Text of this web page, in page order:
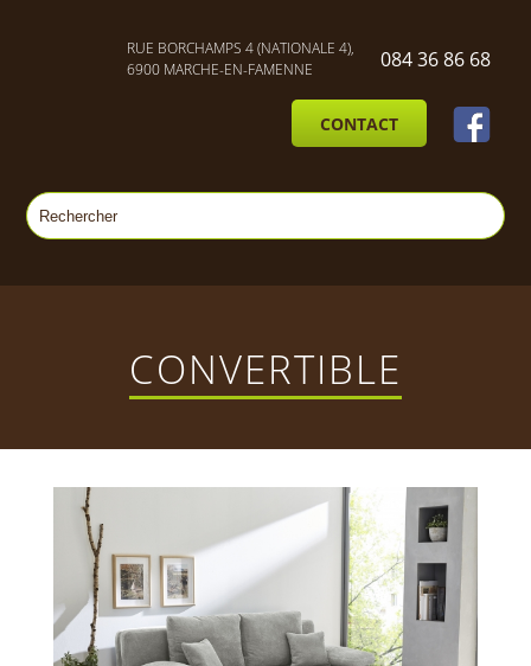
RUE BORCHAMPS 4 (NATIONALE 4),
6900 MARCHE-EN-FAMENNE
084 36 86 68
CONTACT
CONVERTIBLE